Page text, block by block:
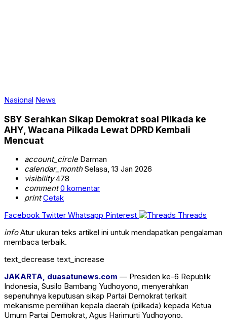
Nasional News
SBY Serahkan Sikap Demokrat soal Pilkada ke
AHY, Wacana Pilkada Lewat DPRD Kembali
Mencuat
account_circleDarman
calendar_monthSelasa, 13 Jan 2026
visibility478
comment 0 komentar
print Cetak
Facebook Twitter Whatsapp Pinterest
Threads
infoAtur ukuran teks artikel ini untuk mendapatkan pengalaman
membaca terbaik.
text_decrease text_increase
JAKARTA, duasatunews.com — Presiden ke-6 Republik
Indonesia, Susilo Bambang Yudhoyono, menyerahkan
sepenuhnya keputusan sikap Partai Demokrat terkait
mekanisme pemilihan kepala daerah (pilkada) kepada Ketua
Umum Partai Demokrat, Agus Harimurti Yudhoyono.